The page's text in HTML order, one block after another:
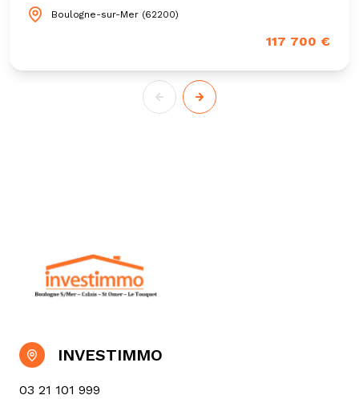
Boulogne-sur-Mer (62200)
117 700 €
INVESTIMMO
03 21 101 999